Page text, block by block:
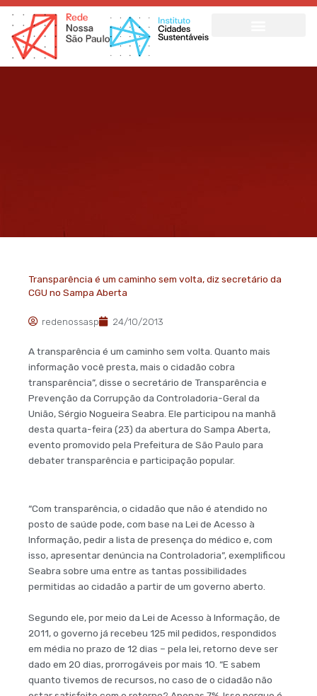
Ir
para
conteúdo
Transparência é um caminho sem volta, diz secretário da
CGU no Sampa Aberta
redenossasp 24/10/2013
A transparência é um caminho sem volta. Quanto mais
informação você presta, mais o cidadão cobra
transparência”, disse o secretário de Transparência e
Prevenção da Corrupção da Controladoria-Geral da
União, Sérgio Nogueira Seabra. Ele participou na manhã
desta quarta-feira (23) da abertura do Sampa Aberta,
evento promovido pela Prefeitura de São Paulo para
debater transparência e participação popular.
“Com transparência, o cidadão que não é atendido no
posto de saúde pode, com base na Lei de Acesso à
Informação, pedir a lista de presença do médico e, com
isso, apresentar denúncia na Controladoria”, exemplificou
Seabra sobre uma entre as tantas possibilidades
permitidas ao cidadão a partir de um governo aberto.
Segundo ele, por meio da Lei de Acesso à Informação, de
2011, o governo já recebeu 125 mil pedidos, respondidos
em média no prazo de 12 dias – pela lei, retorno deve ser
dado em 20 dias, prorrogáveis por mais 10. “E sabem
quanto tivemos de recursos, no caso de o cidadão não